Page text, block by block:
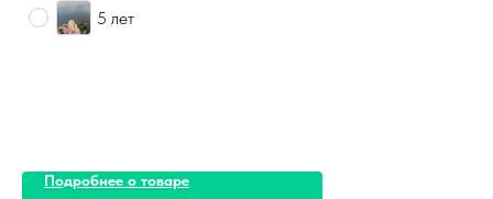
5 лет
Подробнее о товаре